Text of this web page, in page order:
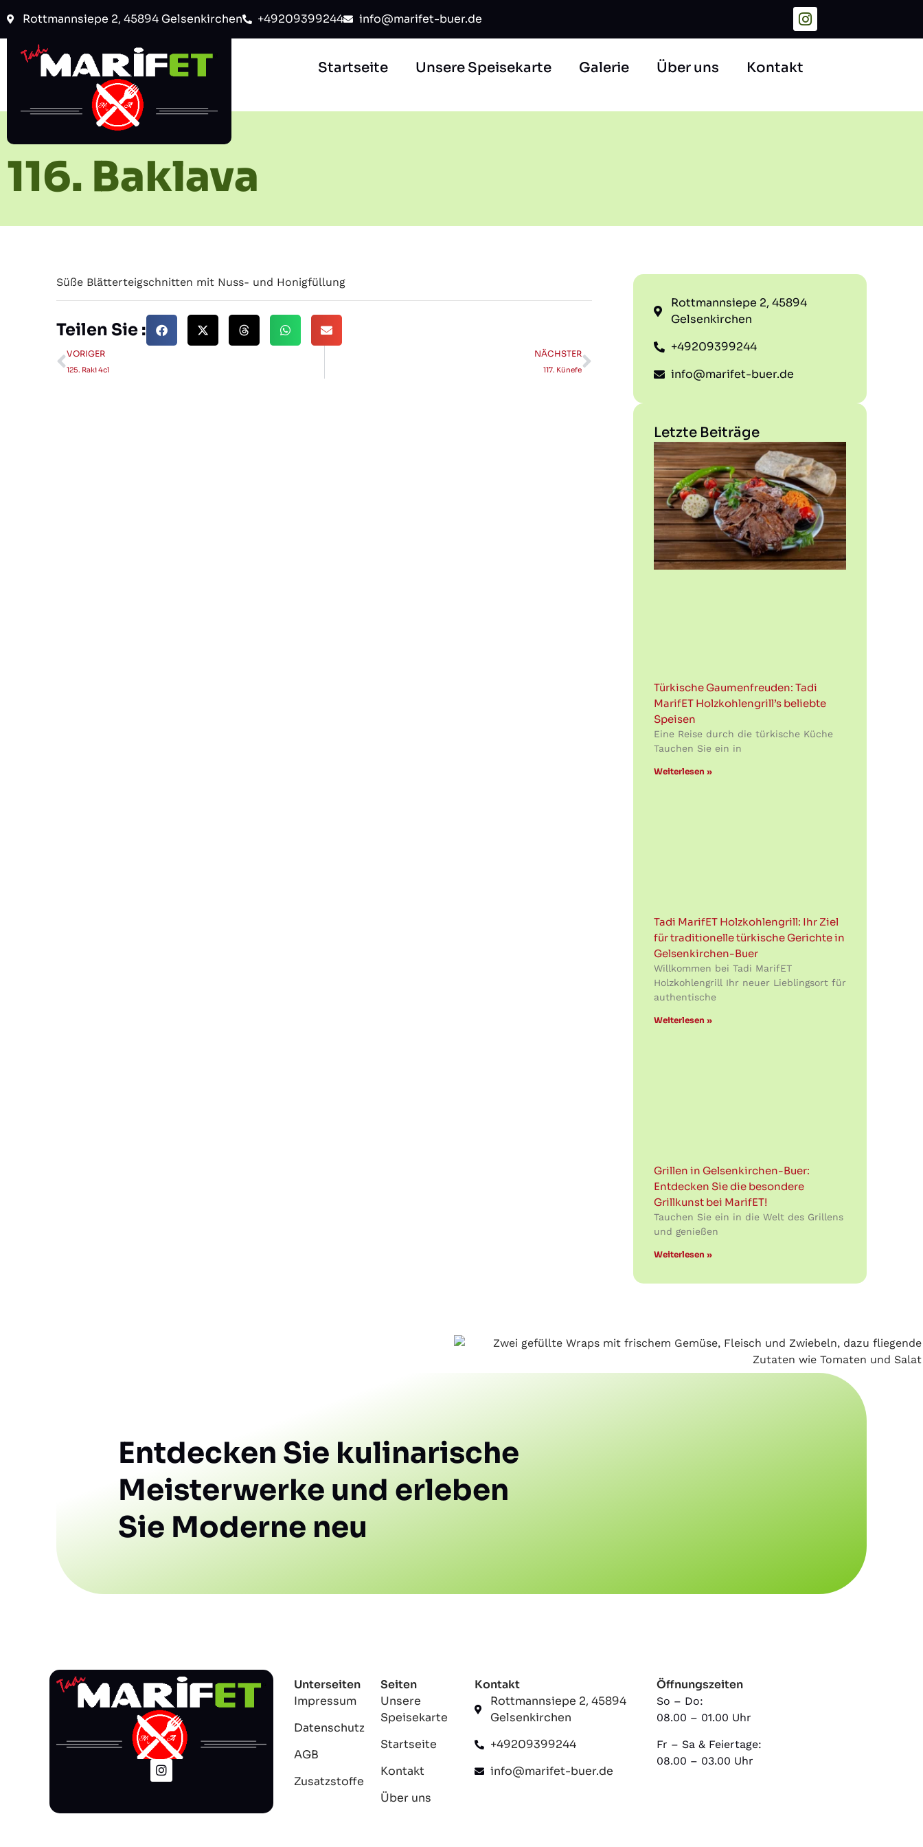
Rottmannsiepe 2, 45894 Gelsenkirchen +49209399244 info@marifet-buer.de
Startseite Unsere Speisekarte Galerie Über uns Kontakt
116. Baklava
Süße Blätterteigschnitten mit Nuss- und Honigfüllung
Teilen Sie :
VORIGER
125. Raki 4cl
NÄCHSTER
117. Künefe
Rottmannsiepe 2, 45894
Gelsenkirchen
+49209399244
info@marifet-buer.de
Letzte Beiträge
Türkische Gaumenfreuden: Tadi
MarifET Holzkohlengrill’s beliebte
Speisen
Eine Reise durch die türkische Küche
Tauchen Sie ein in
Weiterlesen »
Tadi MarifET Holzkohlengrill: Ihr Ziel
für traditionelle türkische Gerichte in
Gelsenkirchen-Buer
Willkommen bei Tadi MarifET
Holzkohlengrill Ihr neuer Lieblingsort für
authentische
Weiterlesen »
Grillen in Gelsenkirchen-Buer:
Entdecken Sie die besondere
Grillkunst bei MarifET!
Tauchen Sie ein in die Welt des Grillens
und genießen
Weiterlesen »
Entdecken Sie kulinarische
Meisterwerke und erleben
Sie Moderne neu
Unterseiten
Impressum
Datenschutz
AGB
Zusatzstoffe
Seiten
Unsere
Speisekarte
Startseite
Kontakt
Über uns
Kontakt
Rottmannsiepe 2, 45894
Gelsenkirchen
+49209399244
info@marifet-buer.de
Öffnungszeiten
So – Do:
08.00 – 01.00 Uhr
Fr – Sa & Feiertage:
08.00 – 03.00 Uhr